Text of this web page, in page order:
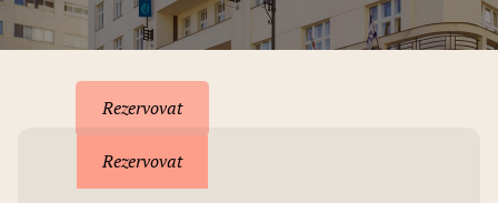
Rezervovat
Rezervovat